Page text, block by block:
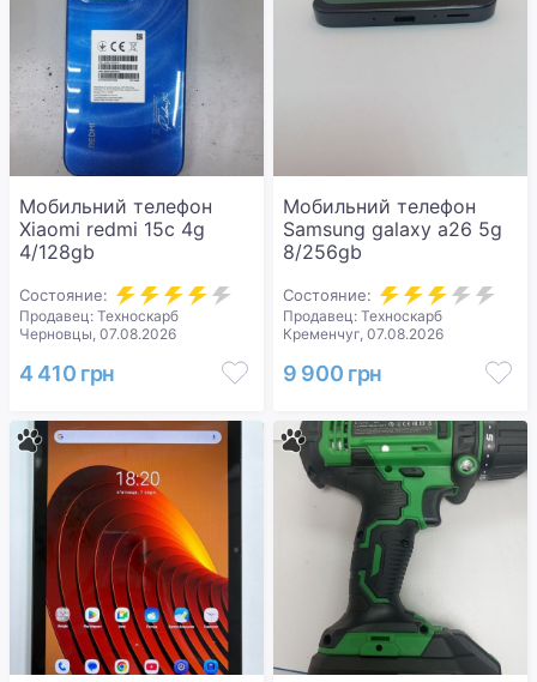
Мобильний телефон
Xiaomi redmi 15c 4g
4/128gb
Состояние:
Продавец: Техноскарб
Черновцы, 07.08.2026
4 410 грн
Мобильний телефон
Samsung galaxy a26 5g
8/256gb
Состояние:
Продавец: Техноскарб
Кременчуг, 07.08.2026
9 900 грн